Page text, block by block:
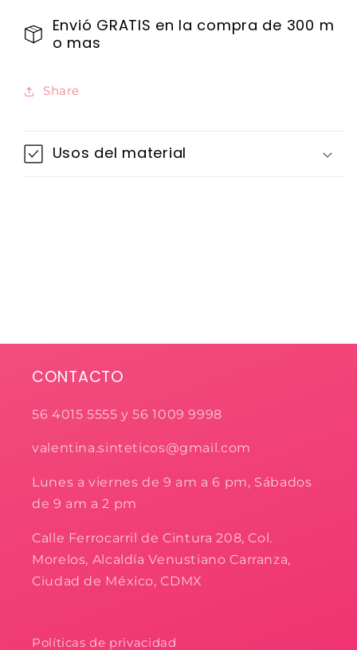
Envió GRATIS en la compra de 300 m
o mas
Share
Usos del material
CONTACTO
56 4015 5555 y 56 1009 9998
valentina.sinteticos@gmail.com
Lunes a viernes de 9 am a 6 pm, Sábados
de 9 am a 2 pm
Calle Ferrocarril de Cintura 208, Col.
Morelos, Alcaldía Venustiano Carranza,
Ciudad de México, CDMX
Políticas de privacidad